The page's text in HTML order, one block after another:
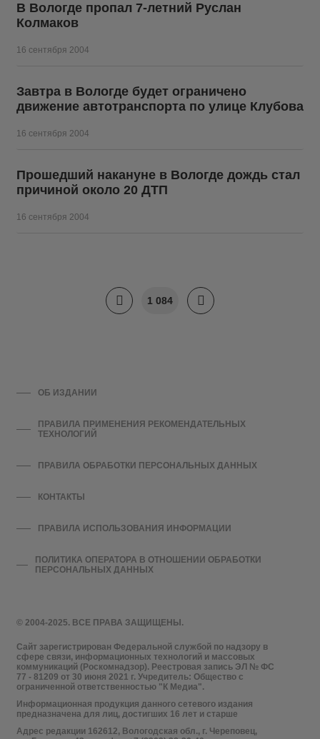
В Вологде пропал 7-летний Руслан
Колмаков
16 сентября 2004
Завтра в Вологде будет ограничено
движение автотранспорта по улице Клубова
16 сентября 2004
Прошедший накануне в Вологде дождь стал
причиной около 20 ДТП
16 сентября 2004
1 084
© 2004-2025. ВСЕ ПРАВА ЗАЩИЩЕНЫ.
Сайт зарегистрирован Федеральной службой по надзору в
сфере связи, информационных технологий и массовых
коммуникаций (Роскомнадзор). Реестровая запись ЭЛ № ФС
77 - 81209 от 30 июня 2021 г. Учредитель: Общество с
ограниченной ответственностью "К Медиа".
Информационная продукция данного сетевого издания
предназначена для лиц, достигших 16 лет и старше
Адрес редакции 162612, Вологодская обл., г. Череповец,
ОБ ИЗДАНИИ
ПРАВИЛА ПРИМЕНЕНИЯ РЕКОМЕНДАТЕЛЬНЫХ
ТЕХНОЛОГИЙ
ПРАВИЛА ОБРАБОТКИ ПЕРСОНАЛЬНЫХ ДАННЫХ
КОНТАКТЫ
ПРАВИЛА ИСПОЛЬЗОВАНИЯ ИНФОРМАЦИИ
ПОЛИТИКА ОПЕРАТОРА В ОТНОШЕНИИ ОБРАБОТКИ
ПЕРСОНАЛЬНЫХ ДАННЫХ